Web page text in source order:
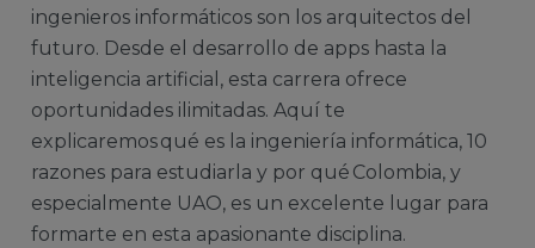
ingenieros informáticos son los arquitectos del
futuro. Desde el desarrollo de apps hasta la
inteligencia artificial, esta carrera ofrece
oportunidades ilimitadas. Aquí te
explicaremos qué es la ingeniería informática, 10
razones para estudiarla y por qué Colombia, y
especialmente UAO, es un excelente lugar para
formarte en esta apasionante disciplina.